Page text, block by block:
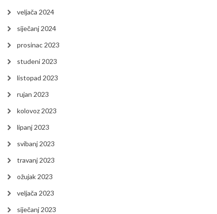
veljača 2024
siječanj 2024
prosinac 2023
studeni 2023
listopad 2023
rujan 2023
kolovoz 2023
lipanj 2023
svibanj 2023
travanj 2023
ožujak 2023
veljača 2023
siječanj 2023